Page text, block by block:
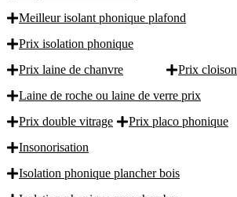
Meilleur isolant phonique plafond
Prix isolation phonique
Prix laine de chanvre
Prix cloison
Laine de roche ou laine de verre prix
Prix double vitrage
Prix placo phonique
Insonorisation
Isolation phonique plancher bois